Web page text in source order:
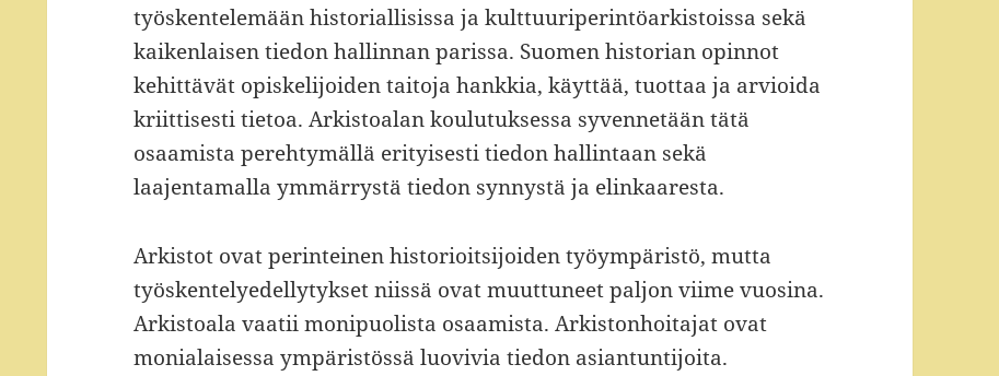
työskentelemään historiallisissa ja kulttuuriperintöarkistoissa sekä
kaikenlaisen tiedon hallinnan parissa. Suomen historian opinnot
kehittävät opiskelijoiden taitoja hankkia, käyttää, tuottaa ja arvioida
kriittisesti tietoa. Arkistoalan koulutuksessa syvennetään tätä
osaamista perehtymällä erityisesti tiedon hallintaan sekä
laajentamalla ymmärrystä tiedon synnystä ja elinkaaresta.
Arkistot ovat perinteinen historioitsijoiden työympäristö, mutta
työskentelyedellytykset niissä ovat muuttuneet paljon viime vuosina.
Arkistoala vaatii monipuolista osaamista. Arkistonhoitajat ovat
monialaisessa ympäristössä luovivia tiedon asiantuntijoita.